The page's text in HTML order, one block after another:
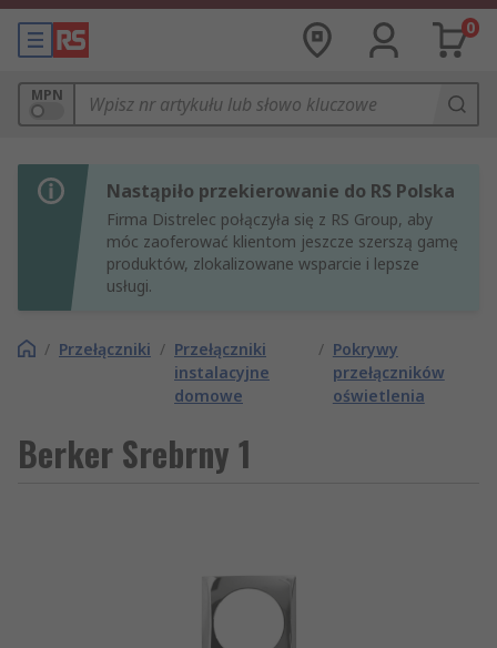
0
MPN
Nastąpiło przekierowanie do RS Polska
Firma Distrelec połączyła się z RS Group, aby
móc zaoferować klientom jeszcze szerszą gamę
produktów, zlokalizowane wsparcie i lepsze
usługi.
/ Przełączniki / Przełączniki
instalacyjne
domowe
/ Pokrywy
przełączników
oświetlenia
Berker Srebrny 1